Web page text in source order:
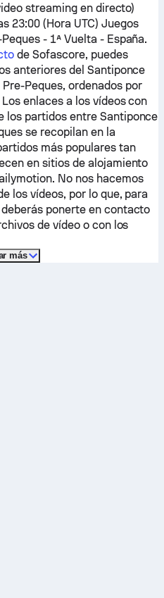
streaming en directo)
23:00 (Hora UTC) Juegos
- 1ª Vuelta - España.
de Sofascore, puedes
anteriores del Santiponce
Pre-Peques, ordenados por
enlaces a los vídeos con
los partidos entre Santiponce
se recopilan en la
más populares tan
en sitios de alojamiento
No nos hacemos
los vídeos, por lo que, para
ponerte en contacto
de vídeo o con los
más